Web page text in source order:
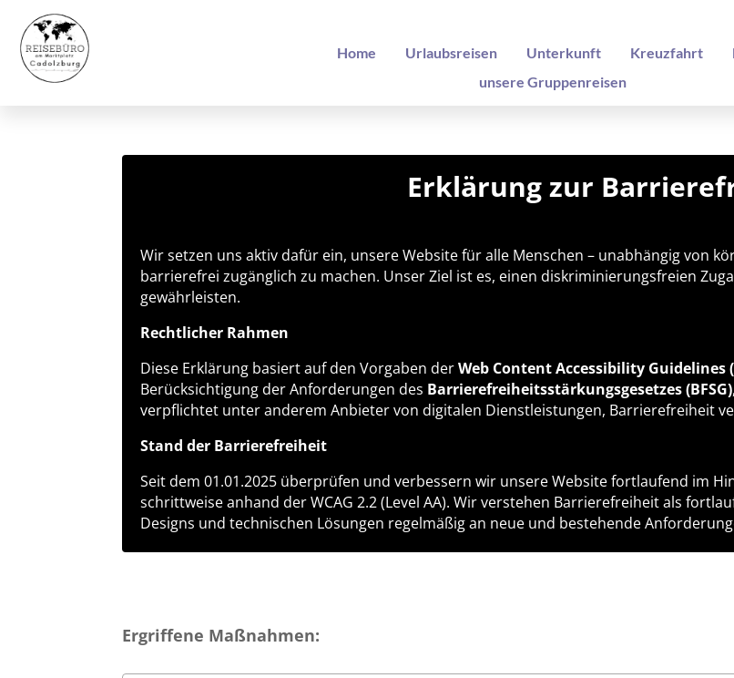
Home Urlaubsreisen Unterkunft Kreuzfahrt
unsere Gruppenreisen
Erklärung zur
Wir setzen uns aktiv dafür ein, unsere Website für alle Menschen – unabhängig von
barrierefrei zugänglich zu machen. Unser Ziel ist es, einen diskriminierungsfreien
gewährleisten.
Rechtlicher Rahmen
Diese Erklärung basiert auf den Vorgaben derWeb Content Accessibility Guidelines
Berücksichtigung der Anforderungen des Barrierefreiheitsstärkungsgesetzes (BFSG)
verpflichtet unter anderem Anbieter von digitalen Dienstleistungen, Barrierefreiheit
Stand der Barrierefreiheit
Seit dem 01.01.2025 überprüfen und verbessern wir unsere Website fortlaufend im
schrittweise anhand der WCAG 2.2 (Level AA). Wir verstehen Barrierefreiheit als
Designs und technischen Lösungen regelmäßig an neue und bestehende
Ergriffene Maßnahmen: